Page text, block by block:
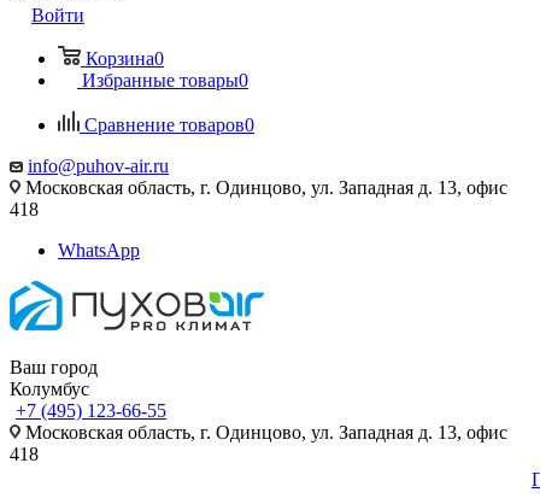
Войти
Корзина0
Избранные товары0
Сравнение товаров0
info@puhov-air.ru
Московская область, г. Одинцово, ул. Западная д. 13, офис
418
WhatsApp
Ваш город
Колумбус
+7 (495) 123-66-55
Московская область, г. Одинцово, ул. Западная д. 13, офис
418